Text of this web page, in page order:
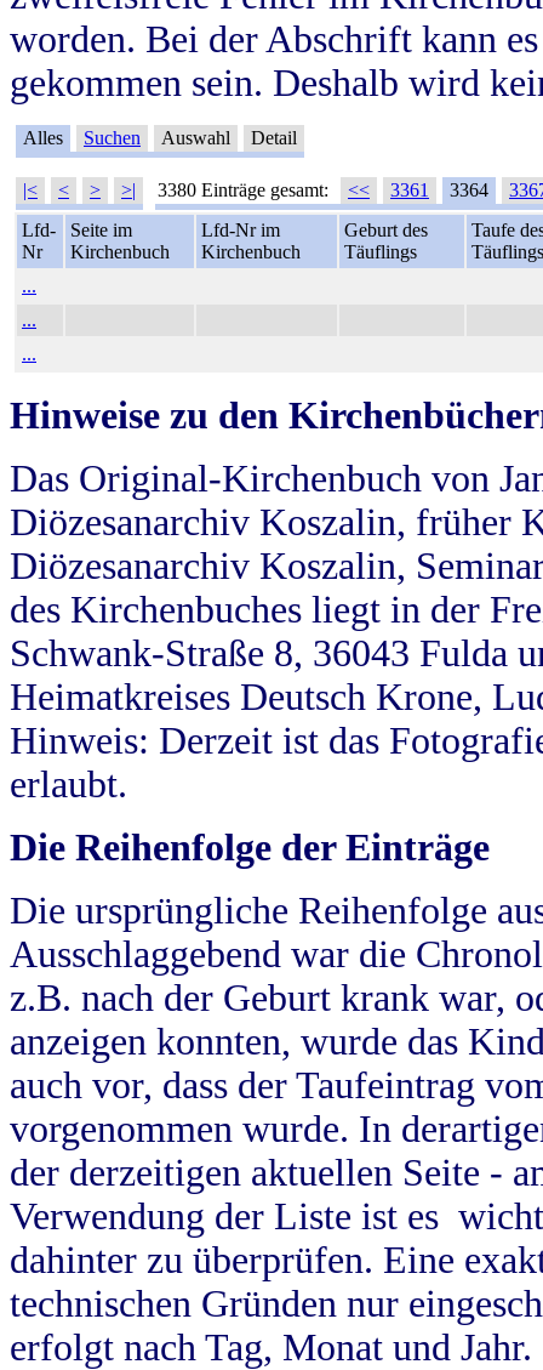
worden. Bei der Abschrift kann
gekommen sein. Deshalb wird
Alles Suchen Auswahl Detail
|< < > >| 3380 Einträge gesamt: << 3361 3364
Lfd-
Nr
Seite im
Kirchenbuch
Lfd-Nr im
Kirchenbuch
Geburt des
Täuflings
Taufe
Täuflings
...
...
...
Hinweise zu den
Das Original-Kirchenbuch von
Diözesanarchiv Koszalin, früher
Diözesanarchiv Koszalin,
des Kirchenbuches liegt in der
Schwank-Straße 8, 36043 Fulda
Heimatkreises Deutsch Krone,
Hinweis: Derzeit ist das
erlaubt.
Die Reihenfolge der Einträge
Die ursprüngliche Reihenfolge
Ausschlaggebend war die
z.B. nach der Geburt krank war,
anzeigen konnten, wurde das
auch vor, dass der Taufeintrag
vorgenommen wurde. In
der derzeitigen aktuellen Seite -
Verwendung der Liste ist es
dahinter zu überprüfen. Eine
technischen Gründen nur
erfolgt nach Tag, Monat und Jahr.